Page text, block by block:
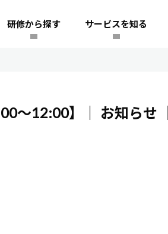
研修から探す サービスを知る
～12:00】｜ お知らせ